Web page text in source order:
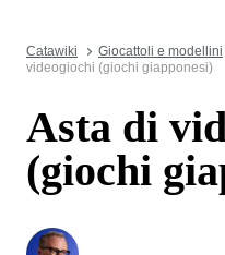
Catawiki Giocattoli e modellini
videogiochi (giochi giapponesi)
Asta di
(giochi